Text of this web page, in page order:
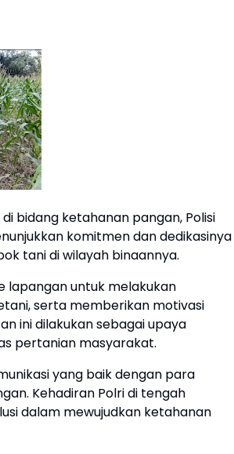
bidang ketahanan pangan, Polisi
komitmen dan dedikasinya
tani di wilayah binaannya.
lapangan untuk melakukan
serta memberikan motivasi
ini dilakukan sebagai upaya
pertanian masyarakat.
yang baik dengan para
Kehadiran Polri di tengah
dalam mewujudkan ketahanan